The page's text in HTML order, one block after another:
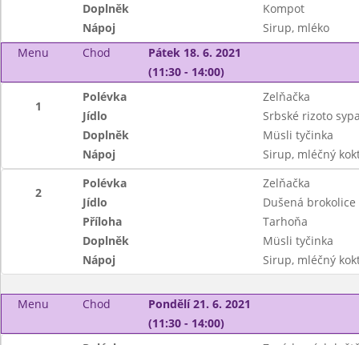
Doplněk
Kompot
Nápoj
Sirup, mléko
Menu
Chod
Pátek 18. 6. 2021
(11:30 - 14:00)
1
Polévka
Zelňačka
Jídlo
Srbské rizoto
Doplněk
Müsli tyčinka
Nápoj
Sirup, mléčný
2
Polévka
Zelňačka
Jídlo
Dušená
Příloha
Tarhoňa
Doplněk
Müsli tyčinka
Nápoj
Sirup, mléčný
Menu Chod
Pondělí 21. 6. 2021
(11:30 - 14:00)